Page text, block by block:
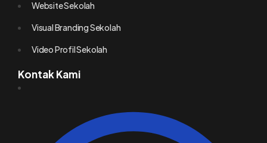
Website Sekolah
Visual Branding Sekolah
Video Profil Sekolah
Kontak Kami